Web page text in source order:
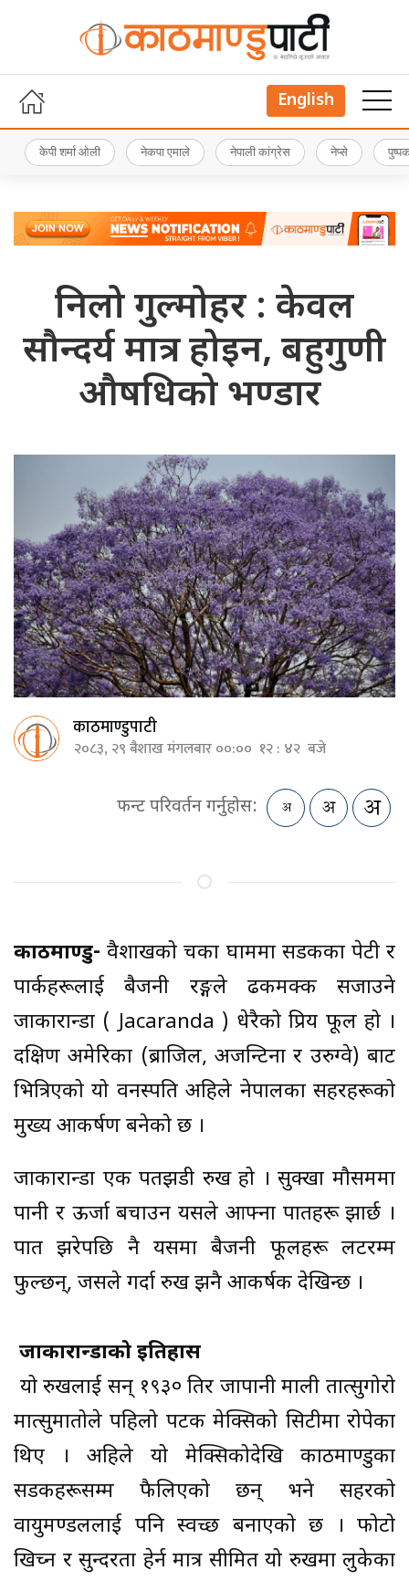
English
केपी शर्मा ओली नेकपा एमाले नेपाली कांग्रेस नेप्से
निलो गुल्मोहर : केवल
सौन्दर्य मात्र होइन, बहुगुणी
औषधिको भण्डार
काठमाण्डुपाटी
२०८३, २९ बैशाख मंगलबार ००:०० १२ : ४२ बजे
फन्ट परिवर्तन गर्नुहोस:
काठमाण्डु-वैशाखको चर्को घाममा सडकका पेटी र
पार्कहरूलाई बैजनी रङ्गले ढकमक्क सजाउने
जाकारान्डा ( Jacaranda ) धेरैको प्रिय फूल हो ।
दक्षिण अमेरिका (ब्राजिल, अर्जेन्टिना र उरुग्वे) बाट
भित्रिएको यो वनस्पति अहिले नेपालका सहरहरूको
मुख्य आकर्षण बनेको छ ।
जाकारान्डा एक पतझडी रुख हो । सुक्खा मौसममा
पानी र ऊर्जा बचाउन यसले आफ्ना पातहरू झार्छ ।
पात झरेपछि नै यसमा बैजनी फूलहरू लटरम्म
फुल्छन्, जसले गर्दा रुख झनै आकर्षक देखिन्छ ।
जाकारान्डाको इतिहास
यो रुखलाई सन् १९३० तिर जापानी माली तात्सुगोरो
मात्सुमातोले पहिलो पटक मेक्सिको सिटीमा रोपेका
थिए । अहिले यो मेक्सिकोदेखि काठमाण्डुका
सडकहरूसम्म फैलिएको छन् भने सहरको
वायुमण्डललाई पनि स्वच्छ बनाएको छ । फोटो
खिच्न र सुन्दरता हेर्न मात्र सीमित यो रुखमा लुकेका